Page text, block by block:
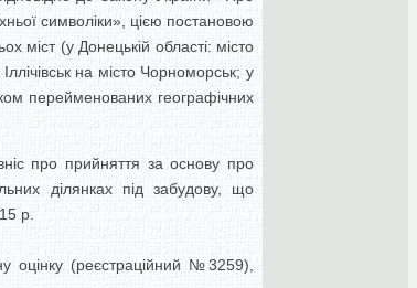
символіки», цією постановою
міст (у Донецькій області: місто
на місто Чорноморськ; у
перейменованих географічних
про прийняття за основу про
ділянках під забудову, що
р.
оцінку (реєстраційний №3259),